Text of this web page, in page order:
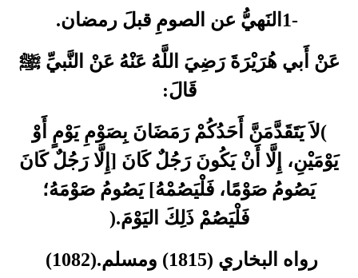
1- النَهيُّ عن الصومِ قبلَ رمضان.
عَنْ أَبي هُرَيْرَةَ رَضِيَ اللَّهُ عَنْهُ عَنْ النَّبيِّ ﷺ
قَالَ:
(لاَ يَتَقَدَّمَنَّ أَحَدُكُمْ رَمَضَانَ بِصَوْمِ يَوْمٍ أَوْ
يَوْمَيْنِ، إِلَّا أَنْ يَكُونَ رَجُلٌ كَانَ [إِلَّا رَجُلٌ كَانَ
يَصُومُ صَوْمًا، فَلْيَصُمْهُ] يَصُومُ صَوْمَهُ؛
فَلْيَصُمْ ذَلِكَ اليَوْمَ).
رواه البخاري (1815) ومسلم
(1082).